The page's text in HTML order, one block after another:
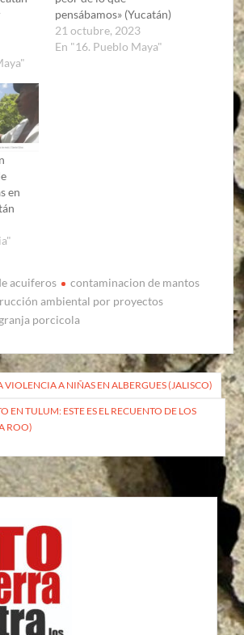
pensábamos» (Yucatán)
21 octubre, 2023
En "16. Pueblo Maya"
en
acuiferos
contaminacion de mantos
ambiental por proyectos
granja porcicola
VIOLENCIA A NIÑAS EN ALBERGUES (JALISCO)
EN TULUM: ESTE ES EL RECUENTO DE LOS
ROO)